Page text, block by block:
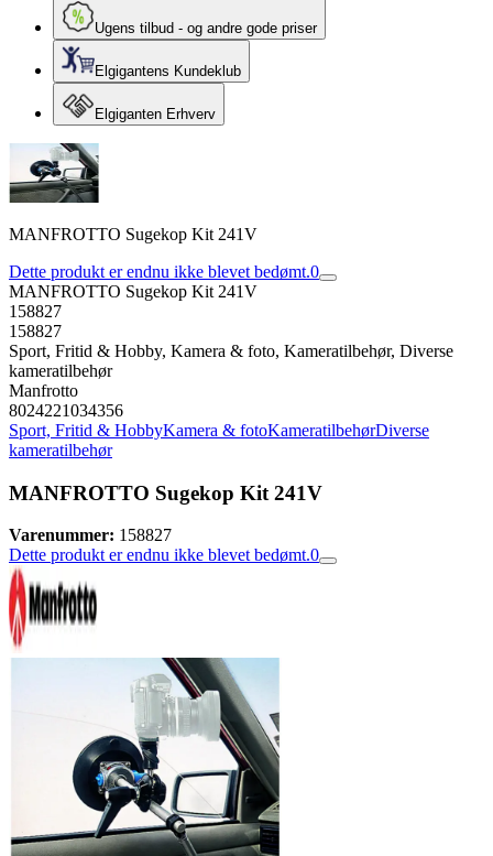
Ugens tilbud - og andre gode priser
Elgigantens Kundeklub
Elgiganten Erhverv
MANFROTTO Sugekop Kit 241V
Dette produkt er endnu ikke blevet bedømt.0
MANFROTTO Sugekop Kit 241V
158827
158827
Sport, Fritid & Hobby, Kamera & foto, Kameratilbehør, Diverse
kameratilbehør
Manfrotto
8024221034356
Sport, Fritid & HobbyKamera & fotoKameratilbehørDiverse
kameratilbehør
MANFROTTO Sugekop Kit 241V
Varenummer: 158827
Dette produkt er endnu ikke blevet bedømt.0